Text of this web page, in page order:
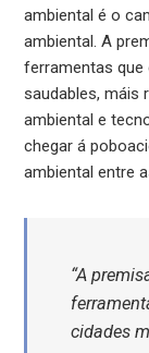
ambiental é o
ambiental. A
ferramentas que
saudables, máis
ambiental e
chegar á
ambiental entre
“A
cidades